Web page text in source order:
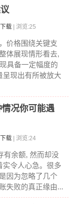
载 | 浏览:25
价格围绕关键支
体展现情形看去,
具备一定幅度的
呈现出有所被放大
况你可能遇
载 | 浏览:24
有余额, 然而却没
实令人心急。很多
因为忽略了几个
失败的真正缘由...